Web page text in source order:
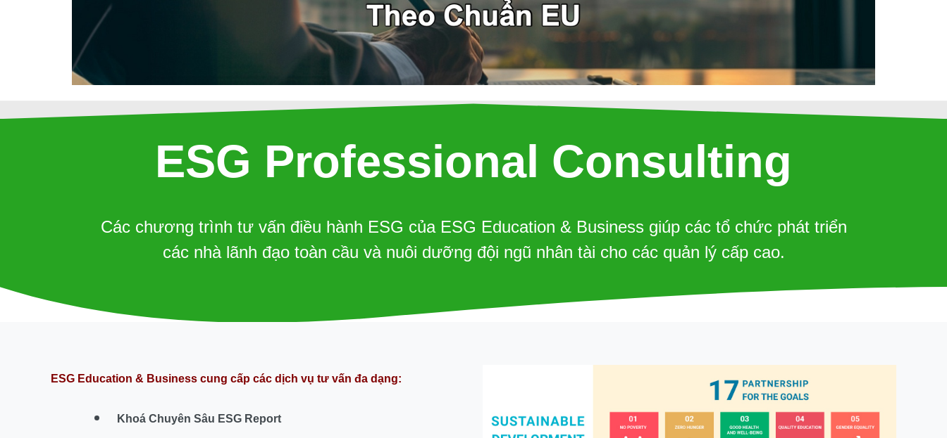
ESG Professional Consulting
Các chương trình tư vấn điều hành ESG của ESG Education & Business giúp các tổ chức phát triển
các nhà lãnh đạo toàn cầu và nuôi dưỡng đội ngũ nhân tài cho các quản lý cấp cao.
ESG Education & Business cung cấp các dịch vụ tư vấn đa dạng:
Khoá Chuyên Sâu ESG Report